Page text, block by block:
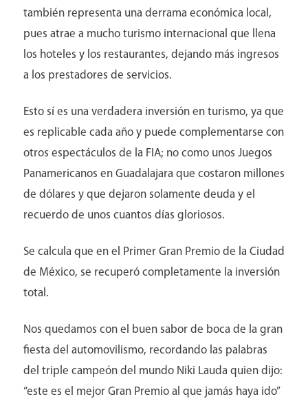
también representa una derrama económica local,
pues atrae a mucho turismo internacional que llena
los hoteles y los restaurantes, dejando más ingresos
a los prestadores de servicios.
Esto sí es una verdadera inversión en turismo, ya que
es replicable cada año y puede complementarse con
otros espectáculos de la FIA; no como unos Juegos
Panamericanos en Guadalajara que costaron millones
de dólares y que dejaron solamente deuda y el
recuerdo de unos cuantos días gloriosos.
Se calcula que en el Primer Gran Premio de la Ciudad
de México, se recuperó completamente la inversión
total.
Nos quedamos con el buen sabor de boca de la gran
fiesta del automovilismo, recordando las palabras
del triple campeón del mundo Niki Lauda quien dijo:
“este es el mejor Gran Premio al que jamás haya ido”